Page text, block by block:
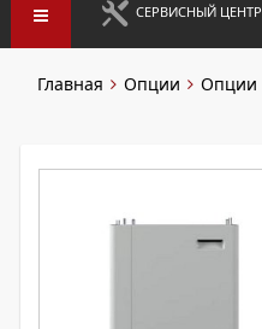
СЕРВИСНЫЙ ЦЕНТР
ПРОФИЛАКТИКА И ТО
Главная Опции Опции